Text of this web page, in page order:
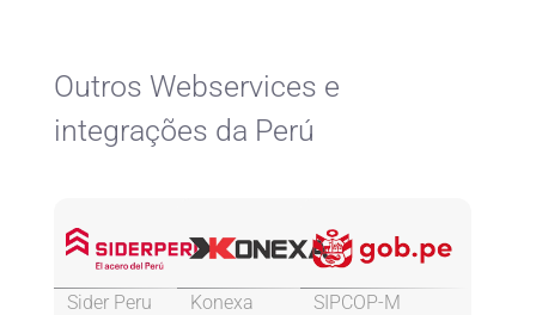
Outros Webservices e
integrações da Perú
Sider Peru Konexa SIPCOP-M